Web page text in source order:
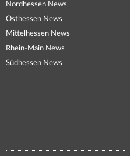
Nordhessen News
Osthessen News
Mittelhessen News
Rhein-Main News
Südhessen News